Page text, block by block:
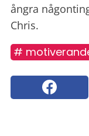
ångra
Chris.
#